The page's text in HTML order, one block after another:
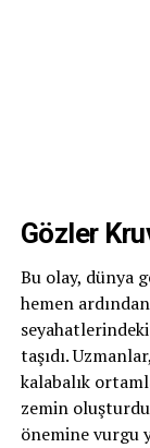
Gözler
Bu olay, dünya
hemen
taşıdı.
kalabalık
zemin
önemine vurgu